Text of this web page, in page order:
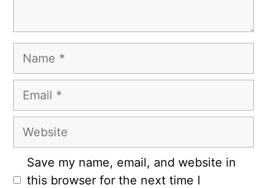
Name
Email
Website
Save my name, email, and website in
this browser for the next time I